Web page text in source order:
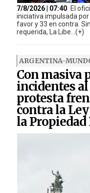
7/8/2026 | 07:40 El
iniciativa impulsada
favor y 33 en contra.
requerida, La Libe...(+)
ARGENTINA-
Con masiva
incidentes al
protesta
contra la
la Propiedad